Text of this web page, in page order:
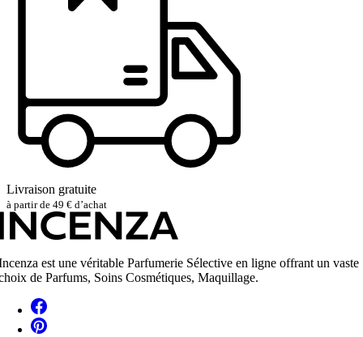
Livraison gratuite
à partir de 49 € d’achat
est une véritable Parfumerie Sélective en ligne offrant un vaste
de Parfums, Soins Cosmétiques, Maquillage.